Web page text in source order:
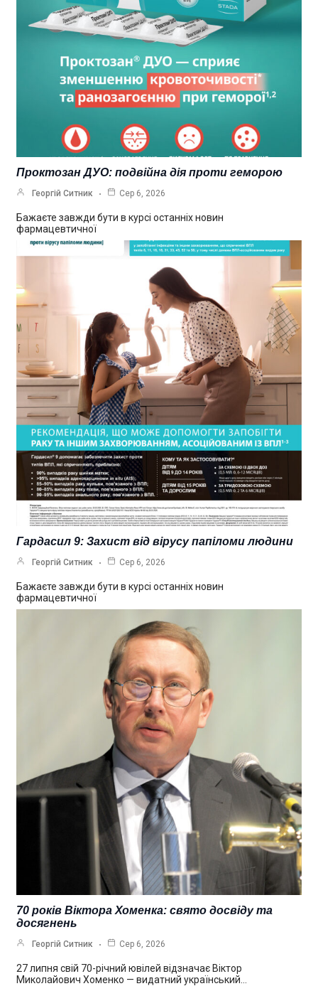
Проктозан ДУО: подвійна дія проти геморою
Георгій Ситник Сер 6, 2026
Бажаєте завжди бути в курсі останніх новин
фармацевтичної
Гардасил 9: Захист від вірусу папіломи людини
Георгій Ситник Сер 6, 2026
Бажаєте завжди бути в курсі останніх новин
фармацевтичної
70 років Віктора Хоменка: свято досвіду та
досягнень
Георгій Ситник Сер 6, 2026
27 липня свій 70-річний ювілей відзначає Віктор
Миколайович Хоменко — видатний український…